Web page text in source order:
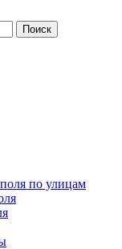
по улицам